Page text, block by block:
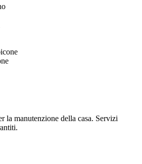
la manutenzione della casa. Servizi